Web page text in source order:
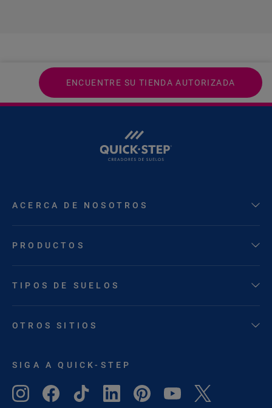
ENCUENTRE SU TIENDA AUTORIZADA
ACERCA DE NOSOTROS
PRODUCTOS
TIPOS DE SUELOS
OTROS SITIOS
SIGA A QUICK-STEP